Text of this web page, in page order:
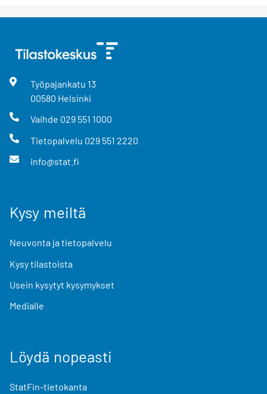
Työpajankatu 13
00580 Helsinki
Vaihde 029 551 1000
Tietopalvelu 029 551 2220
info@stat.fi
Kysy meiltä
Neuvonta ja tietopalvelu
Kysy tilastoista
Usein kysytyt kysymykset
Medialle
Löydä nopeasti
StatFin-tietokanta